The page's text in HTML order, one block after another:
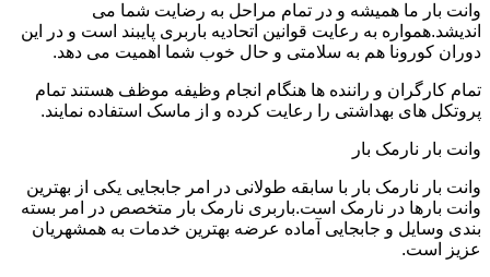
وانت بار ما همیشه و در تمام مراحل به رضایت شما می
اندیشد.همواره به رعایت قوانین اتحادیه باربری پایبند است و در این
دوران کورونا هم به سلامتی و حال خوب شما اهمیت می دهد.
تمام کارگران و راننده ها هنگام انجام وظیفه موظف هستند تمام
پروتکل های بهداشتی را رعایت کرده و از ماسک استفاده نمایند.
وانت بار نارمک بار
وانت بار نارمک بار با سابقه طولانی در امر جابجایی یکی از بهترین
وانت بارها در نارمک است.باربری نارمک بار متخصص در امر بسته
بندی وسایل و جابجایی آماده عرضه بهترین خدمات به همشهریان
عزیز است.